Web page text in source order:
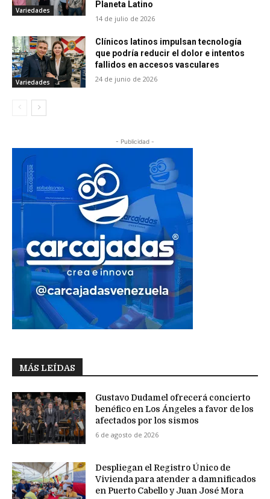
Variedades
Planeta Latino
14 de julio de 2026
Variedades
Clínicos latinos impulsan tecnología
que podría reducir el dolor e intentos
fallidos en accesos vasculares
24 de junio de 2026
- Publicidad -
MÁS LEÍDAS
Gustavo Dudamel ofrecerá concierto
benéfico en Los Ángeles a favor de los
afectados por los sismos
6 de agosto de 2026
Despliegan el Registro Único de
Vivienda para atender a damnificados
en Puerto Cabello y Juan José Mora